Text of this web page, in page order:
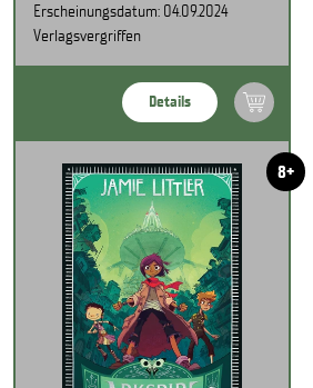
Erscheinungsdatum: 04.09.2024
Verlagsvergriffen
Details
8+